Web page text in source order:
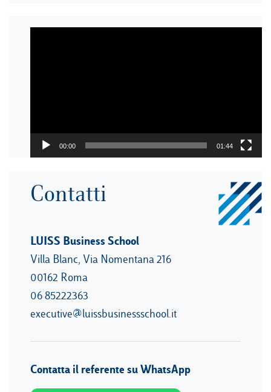
00:00 01:44
Contatti
LUISS Business School
Villa Blanc, Via Nomentana 216
00162 Roma
06 85222363
executive@luissbusinessschool.it
Contatta il referente su WhatsApp